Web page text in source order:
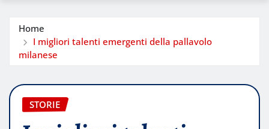
Home
I migliori talenti emergenti della pallavolo
milanese
STORIE